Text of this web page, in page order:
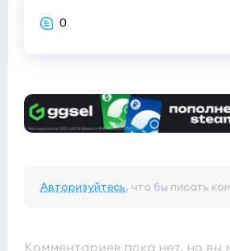
0
Авторизуйтесь, что бы писать
Комментариев пока нет, но вы